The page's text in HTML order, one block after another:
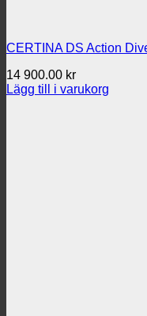
CERTINA DS Action
14 900.00 kr
Lägg till i varukorg